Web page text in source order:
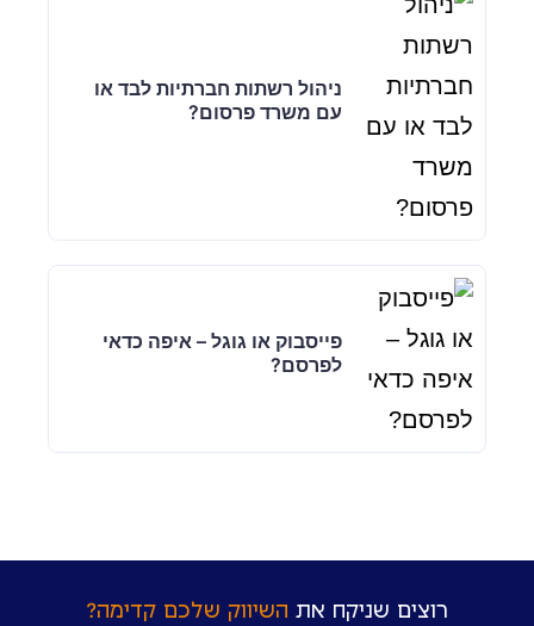
ניהול רשתות חברתיות לבד או
עם משרד פרסום?
פייסבוק או גוגל – איפה כדאי
לפרסם?
רוצים שניקח את השיווק שלכם קדימה?